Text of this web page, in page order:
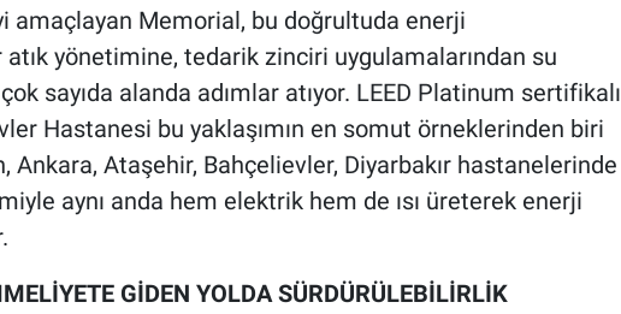
amaçlayan Memorial, bu doğrultuda enerji
atık yönetimine, tedarik zinciri uygulamalarından su
sayıda alanda adımlar atıyor. LEED Platinum sertifikalı
Hastanesi bu yaklaşımın en somut örneklerinden biri
Ankara, Ataşehir, Bahçelievler, Diyarbakır hastanelerinde
aynı anda hem elektrik hem de ısı üreterek enerji
GİDEN YOLDA SÜRDÜRÜLEBİLİRLİK